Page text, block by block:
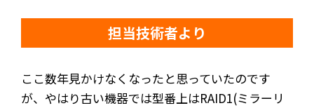
担当技術者より
ここ数年見かけなくなったと思っていたのです
が、やはり古い機器では型番上はRAID1(ミラーリ